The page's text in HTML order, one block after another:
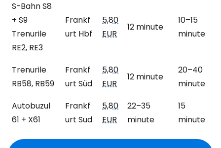
S-Bahn S8
+ S9
Trenurile
RE2, RE3
Frankf
urt Hbf
5,80
EUR
12 minute
10–15
minute
Trenurile
RB58, RB59
Frankf
urt Süd
5,80
EUR
12 minute
20–40
minute
Autobuzul
61 + X61
Frankf
urt Sud
5,80
EUR
22–35
minute
15
minute